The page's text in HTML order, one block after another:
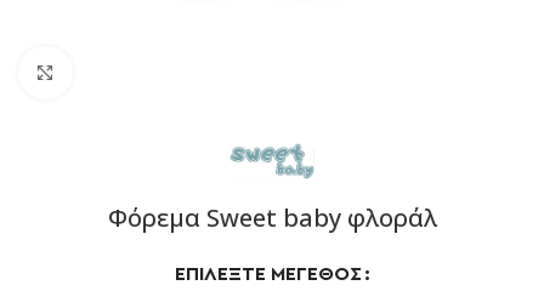
Φόρεμα Sweet baby φλοράλ
ΕΠΙΛΈΞΤΕ ΜΈΓΕΘΟΣ